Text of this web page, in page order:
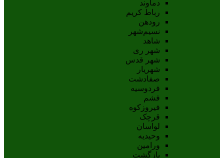
دماوند
رباط کریم
رودهن
نسيم‌شهر
شاهد
شهر ری
شهر قدس
شهریار
صفادشت
فردوسیه
فشم
فیروزکوه
قرچک
لواسان
وحیدیه
ورامین
بازگشت